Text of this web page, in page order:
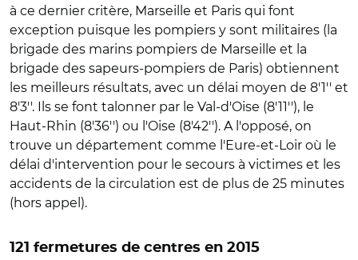
à ce dernier critère, Marseille et Paris qui font
exception puisque les pompiers y sont militaires (la
brigade des marins pompiers de Marseille et la
brigade des sapeurs-pompiers de Paris) obtiennent
les meilleurs résultats, avec un délai moyen de 8'1'' et
8'3''. Ils se font talonner par le Val-d'Oise (8'11''), le
Haut-Rhin (8'36'') ou l'Oise (8'42''). A l'opposé, on
trouve un département comme l'Eure-et-Loir où le
délai d'intervention pour le secours à victimes et les
accidents de la circulation est de plus de 25 minutes
(hors appel).
121 fermetures de centres en 2015